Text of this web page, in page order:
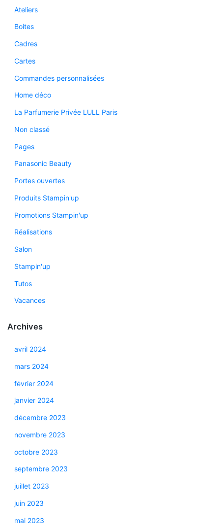
Ateliers
Boites
Cadres
Cartes
Commandes personnalisées
Home déco
La Parfumerie Privée LULL Paris
Non classé
Pages
Panasonic Beauty
Portes ouvertes
Produits Stampin'up
Promotions Stampin'up
Réalisations
Salon
Stampin'up
Tutos
Vacances
Archives
avril 2024
mars 2024
février 2024
janvier 2024
décembre 2023
novembre 2023
octobre 2023
septembre 2023
juillet 2023
juin 2023
mai 2023